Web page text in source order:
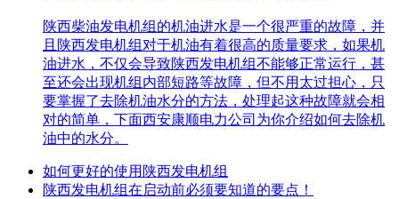
陕西柴油发电机组的机油进水是一个很严重的故障，并
且陕西发电机组对于机油有着很高的质量要求，如果机
油进水，不仅会导致陕西发电机组不能够正常运行，甚
至还会出现机组内部短路等故障，但不用太过担心，只
要掌握了去除机油水分的方法，处理起这种故障就会相
对的简单，下面西安康顺电力公司为你介绍如何去除机
油中的水分。
如何更好的使用陕西发电机组
陕西发电机组在启动前必须要知道的要点！